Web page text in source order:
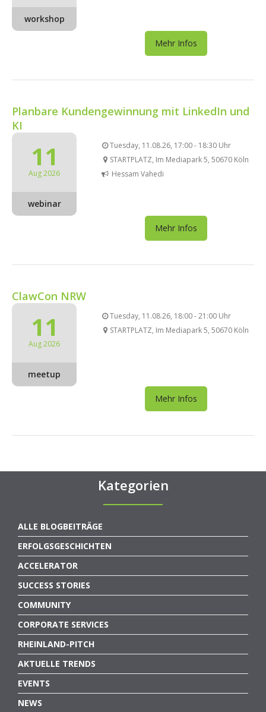
workshop
Mehr Infos
Planbare Kundengewinnung mit LinkedIn und
KI
11
Aug 2026
webinar
Tuesday, 11.08.26, 17:00 - 18:30 Uhr
STARTPLATZ, Im Mediapark 5, 50670 Köln
Hessam Vahedi
Mehr Infos
ClawCon NRW
11
Aug 2026
meetup
Tuesday, 11.08.26, 18:00 - 21:00 Uhr
STARTPLATZ, Im Mediapark 5, 50670 Köln
Mehr Infos
Kategorien
ALLE BLOGBEITRÄGE
ERFOLGSGESCHICHTEN
ACCELERATOR
SUCCESS STORIES
COMMUNITY
CORPORATE SERVICES
RHEINLAND-PITCH
AKTUELLE TRENDS
EVENTS
NEWS